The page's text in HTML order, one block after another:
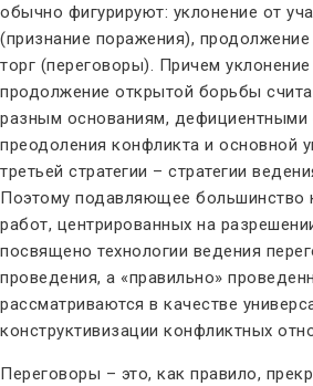
обычно фигурируют: уклонение от
(признание поражения),
торг (переговоры). Причем
продолжение открытой борьбы
разным основаниям, дефициентными
преодоления конфликта и основной
третьей стратегии – стратегии
Поэтому подавляющее большинство
работ, центрированных на
посвящено технологии ведения
проведения, а «правильно»
рассматриваются в качестве
конструктивизации конфликтных
Переговоры – это, как правило,